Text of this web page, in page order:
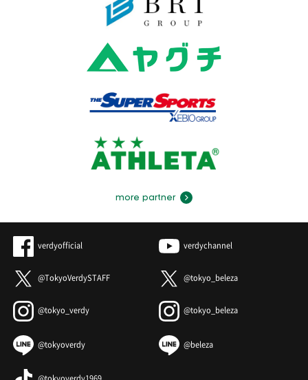
more partner
verdyofficial verdychannel
@TokyoVerdySTAFF @tokyo_beleza
@tokyo_verdy @tokyo_beleza
@tokyoverdy @beleza